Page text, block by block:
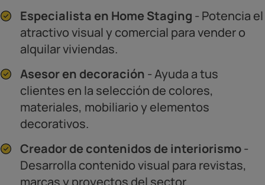
Especialista en Home Staging - Potencia el
atractivo visual y comercial para vender o
alquilar viviendas.
Asesor en decoración - Ayuda a tus
clientes en la selección de colores,
materiales, mobiliario y elementos
decorativos.
Creador de contenidos de interiorismo-
Desarrolla contenido visual para revistas,